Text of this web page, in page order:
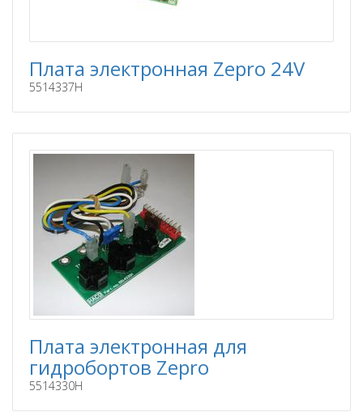
Плата электронная Zepro 24V
5514337H
Плата электронная для
гидробортов Zepro
5514330H